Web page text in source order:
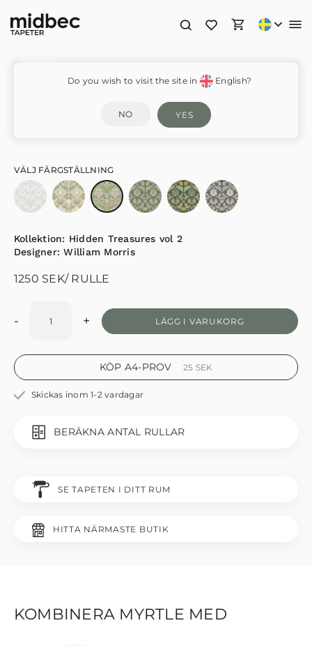
Myrtle – 82058
Kollektion: Hidden Treasures vol 2
Designer:William Morris
VÄLJ FÄRGSTÄLLNING
1250 SEK/ RULLE
- + LÄGG I VARUKORG
Skickas inom 1-2 vardagar
BERÄKNA ANTAL RULLAR
KÖP A4-PROV 25 SEK
SE TAPETEN I DITT RUM
HITTA NÄRMASTE BUTIK
KOMBINERA MYRTLE MED
Do you wish to visit the site in English?
NO YES